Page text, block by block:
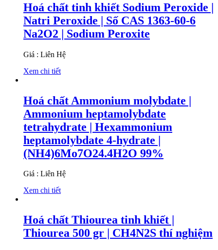
Hoá chất tinh khiết Sodium Peroxide |
Natri Peroxide | Số CAS 1363-60-6
Na2O2 | Sodium Peroxite
Giá : Liên Hệ
Xem chi tiết
Hoá chất Ammonium molybdate |
Ammonium heptamolybdate
tetrahydrate | Hexammonium
heptamolybdate 4-hydrate |
(NH4)6Mo7O24.4H2O 99%
Giá : Liên Hệ
Xem chi tiết
Hoá chất Thiourea tinh khiết |
Thiourea 500 gr | CH4N2S thí nghiệm